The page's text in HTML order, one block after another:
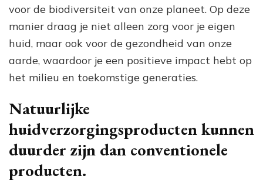
voor de biodiversiteit van onze planeet. Op deze
manier draag je niet alleen zorg voor je eigen
huid, maar ook voor de gezondheid van onze
aarde, waardoor je een positieve impact hebt op
het milieu en toekomstige generaties.
Natuurlijke
huidverzorgingsproducten kunnen
duurder zijn dan conventionele
producten.